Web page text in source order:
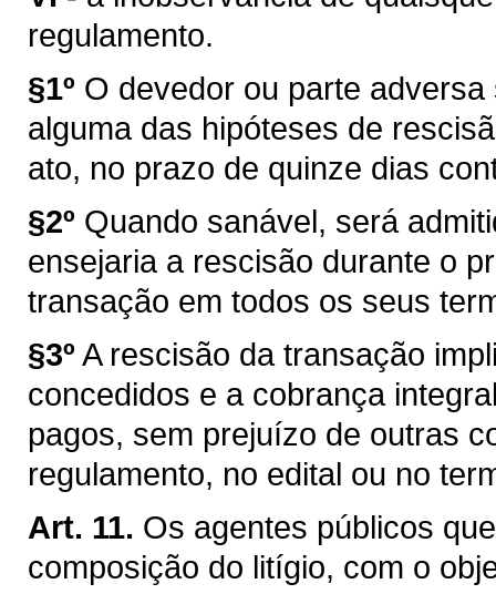
regulamento.
§1º O devedor ou parte
alguma das hipóteses de
ato, no prazo de quinze dias
§2º Quando sanável, será
ensejaria a rescisão durante o
transação em todos os seus
§3º A rescisão da transação
concedidos e a cobrança
pagos, sem prejuízo de outras
regulamento, no edital ou no
Art. 11. Os agentes públicos
composição do litígio, com o